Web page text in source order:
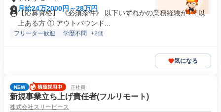
月給24万2000円～28万円
【応募資格】 《必須条件》 以下いずれかの業務経験が1年以
上ある方 ① アウトバウンド...
フリーター歓迎 学歴不問 +2個
気になる
NEW 正社員
新規事業立ち上げ責任者(フルリモート)
株式会社スリーピース